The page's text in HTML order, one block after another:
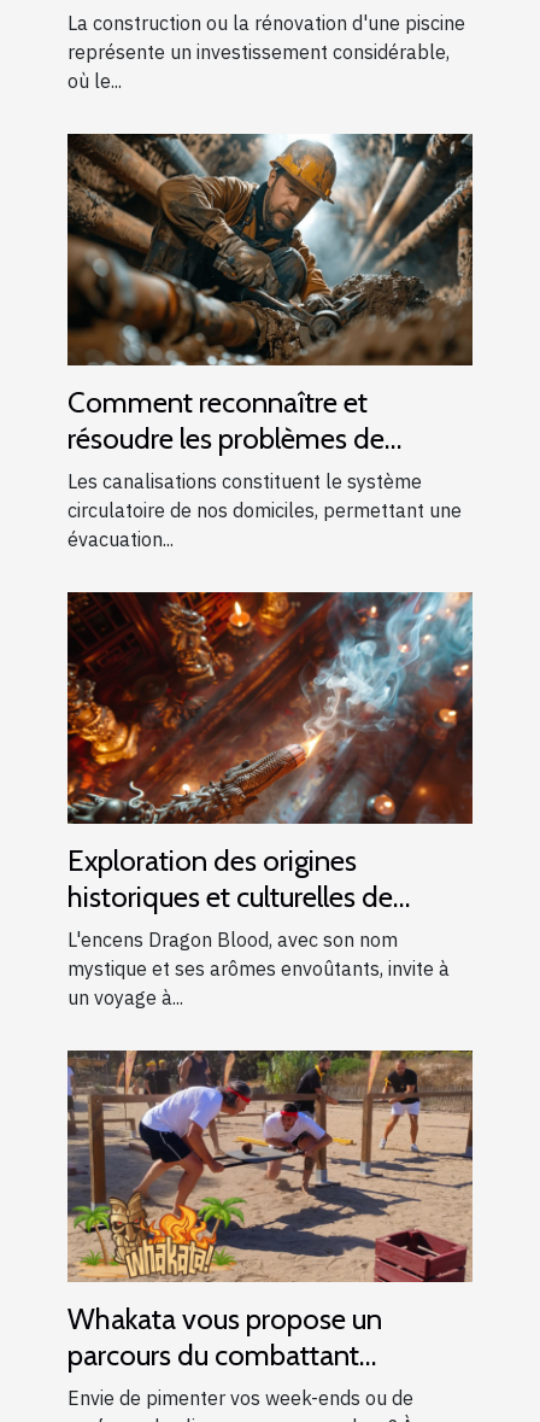
La construction ou la rénovation d'une piscine
représente un investissement considérable,
où le...
Comment reconnaître et
résoudre les problèmes de
canalisations bouchées
Les canalisations constituent le système
circulatoire de nos domiciles, permettant une
évacuation...
Exploration des origines
historiques et culturelles de
l'encens Dragon Blood
L'encens Dragon Blood, avec son nom
mystique et ses arômes envoûtants, invite à
un voyage à...
Whakata vous propose un
parcours du combattant
d’exception près d’Aix-en-
Envie de pimenter vos week-ends ou de